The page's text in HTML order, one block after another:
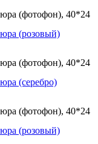
(фотофон), 40*24
(розовый)
(фотофон), 40*24
(серебро)
(фотофон), 40*24
(розовый)